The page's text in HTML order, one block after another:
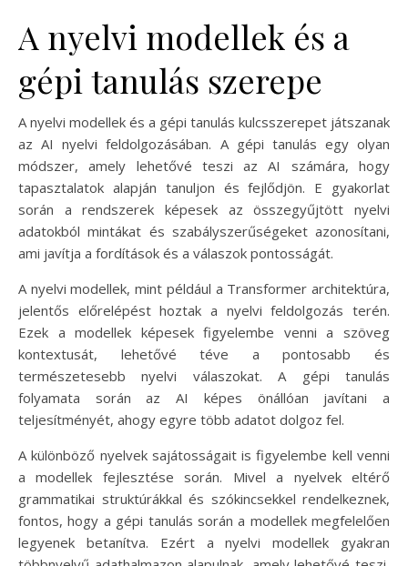
A nyelvi modellek és a
gépi tanulás szerepe
A nyelvi modellek és a gépi tanulás kulcsszerepet játszanak
az AI nyelvi feldolgozásában. A gépi tanulás egy olyan
módszer, amely lehetővé teszi az AI számára, hogy
tapasztalatok alapján tanuljon és fejlődjön. E gyakorlat
során a rendszerek képesek az összegyűjtött nyelvi
adatokból mintákat és szabályszerűségeket azonosítani,
ami javítja a fordítások és a válaszok pontosságát.
A nyelvi modellek, mint például a Transformer architektúra,
jelentős előrelépést hoztak a nyelvi feldolgozás terén.
Ezek a modellek képesek figyelembe venni a szöveg
kontextusát, lehetővé téve a pontosabb és
természetesebb nyelvi válaszokat. A gépi tanulás
folyamata során az AI képes önállóan javítani a
teljesítményét, ahogy egyre több adatot dolgoz fel.
A különböző nyelvek sajátosságait is figyelembe kell venni
a modellek fejlesztése során. Mivel a nyelvek eltérő
grammatikai struktúrákkal és szókincsekkel rendelkeznek,
fontos, hogy a gépi tanulás során a modellek megfelelően
legyenek betanítva. Ezért a nyelvi modellek gyakran